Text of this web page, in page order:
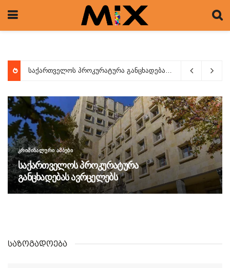
საქართველოს პროკურატურა განცხადებას ავრცელებს
ᲙᲠᲘᲛᲘᲜᲐᲚᲣᲠᲘ ᲐᲛᲑᲔᲑᲘ
საქართველოს პროკურატურა
განცხადებას ავრცელებს
საზოგადოება